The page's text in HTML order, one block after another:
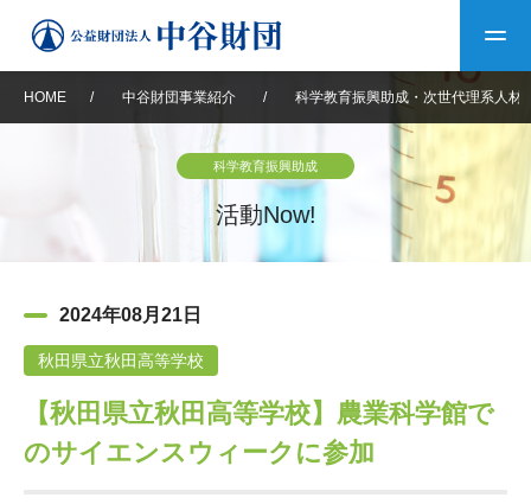
中谷財団について
設立趣意書
沿革 40年史デジタルブック
中谷財団40年史
中谷財団事業紹介
神戸賞 長期大型研究助成
中谷財団動画紹介
その他情報
HOME / 中谷財団事業紹介 / 科学教育振興助成・次世代理系人材
科学教育振興助成
活動Now!
2024年08月21日
秋田県立秋田高等学校
【秋田県立秋田高等学校】農業科学館で
のサイエンスウィークに参加